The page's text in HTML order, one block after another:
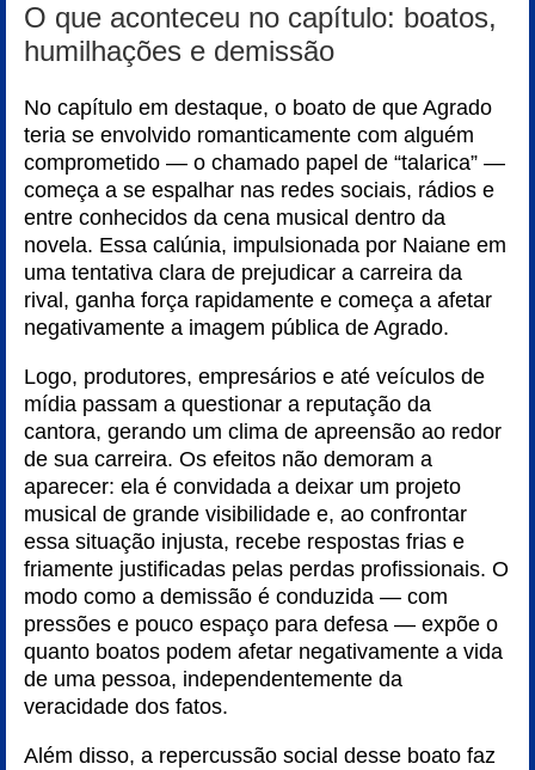
O que aconteceu no capítulo: boatos,
humilhações e demissão
No capítulo em destaque, o boato de que Agrado
teria se envolvido romanticamente com alguém
comprometido — o chamado papel de “talarica” —
começa a se espalhar nas redes sociais, rádios e
entre conhecidos da cena musical dentro da
novela. Essa calúnia, impulsionada por Naiane em
uma tentativa clara de prejudicar a carreira da
rival, ganha força rapidamente e começa a afetar
negativamente a imagem pública de Agrado.
Logo, produtores, empresários e até veículos de
mídia passam a questionar a reputação da
cantora, gerando um clima de apreensão ao redor
de sua carreira. Os efeitos não demoram a
aparecer: ela é convidada a deixar um projeto
musical de grande visibilidade e, ao confrontar
essa situação injusta, recebe respostas frias e
friamente justificadas pelas perdas profissionais. O
modo como a demissão é conduzida — com
pressões e pouco espaço para defesa — expõe o
quanto boatos podem afetar negativamente a vida
de uma pessoa, independentemente da
veracidade dos fatos.
Além disso, a repercussão social desse boato faz